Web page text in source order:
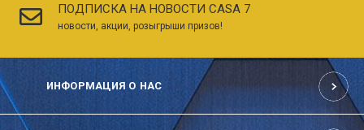
ПОДПИСКА НА НОВОСТИ CASA 7
новости, акции, розыгрыши призов!
ИНФОРМАЦИЯ О НАС